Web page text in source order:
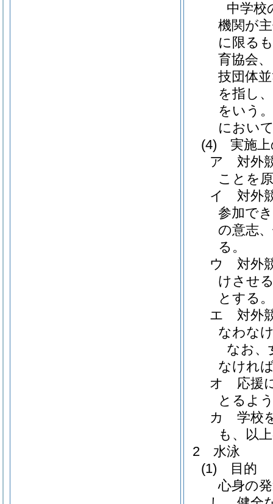
中学校
機関が
に限る
育協会
技団体
を指し
をいう
におい
(4) 実施上
ア 対外
ことを
イ 対外
参加で
の意志
る。
ウ 対外
けさせ
とする。
エ 対外
なわな
なお、
なけれ
オ 応援
とるよ
カ 学校
も、以
2 水泳
(1) 目的
心身の